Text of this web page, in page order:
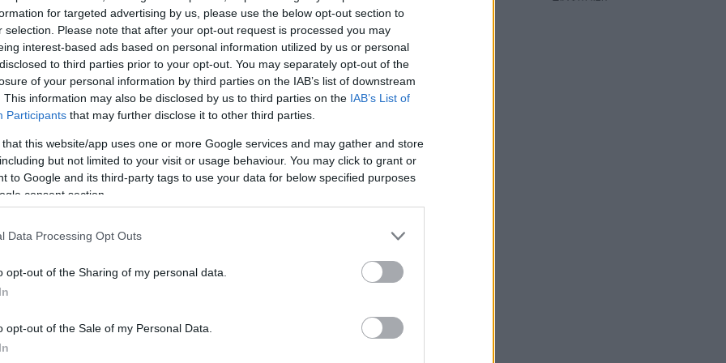
for targeted advertising by us, please use the below opt-out section to
selection. Please note that after your opt-out request is processed you may
interest-based ads based on personal information utilized by us or personal
to third parties prior to your opt-out. You may separately opt-out of the
of your personal information by third parties on the IAB’s list of downstream
This information may also be disclosed by us to third parties on the IAB’s List of
Participants that may further disclose it to other third parties.
that this website/app uses one or more Google services and may gather and store
but not limited to your visit or usage behaviour. You may click to grant or
to Google and its third-party tags to use your data for below specified purposes
consent section.
Data Processing Opt Outs
opt-out of the Sharing of my personal data.
opt-out of the Sale of my Personal Data.
πάρα πολύ τον Δημήτρη Κοντόπουλο, γιατί με
το project και νομίζω ότι είναι πολύ ωραίο το ότι υπάρχει
μέσα σε αυτή την νίκη», πρόσθεσε η Βικτώρια Χαλκίτη.